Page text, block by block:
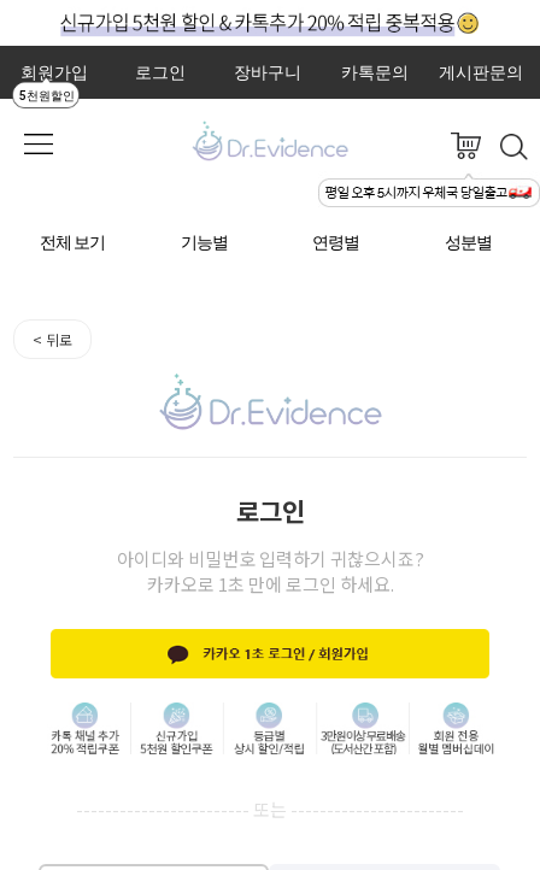
회원가입
5천원할인
로그인 장바구니 카톡문의 게시판문의
전체 보기 기능별 연령별 성분별
< 뒤로
로그인
아이디와 비밀번호 입력하기 귀찮으시죠?
카카오로 1초 만에 로그인 하세요.
------------------------ 또는 ------------------------